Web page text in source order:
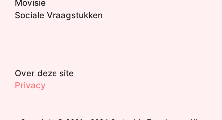
Movisie
Sociale Vraagstukken
Over deze site
Privacy